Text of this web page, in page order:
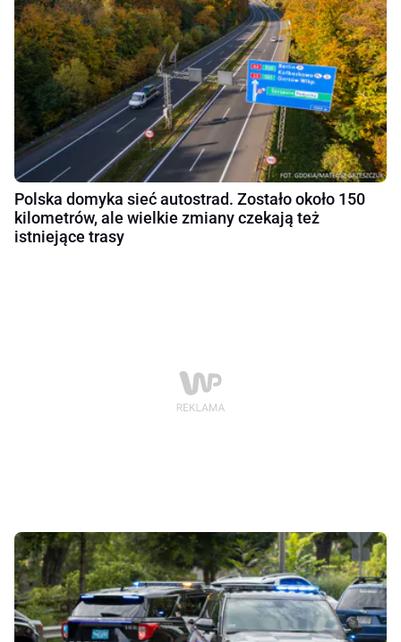
Polska domyka sieć autostrad. Zostało około 150
kilometrów, ale wielkie zmiany czekają też
istniejące trasy